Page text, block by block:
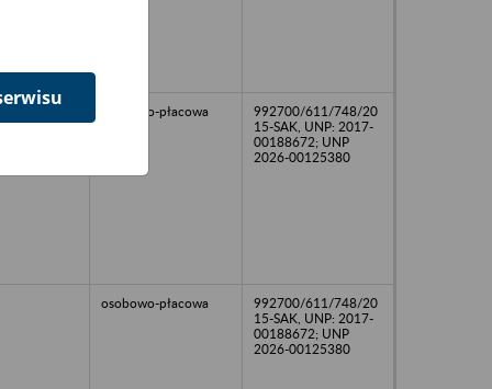
osobowo-płacowa
992700/611/748/20
15-SAK, UNP: 2017-
00188672; UNP
2026-00125380
osobowo-płacowa
992700/611/748/20
15-SAK, UNP: 2017-
00188672; UNP
2026-00125380